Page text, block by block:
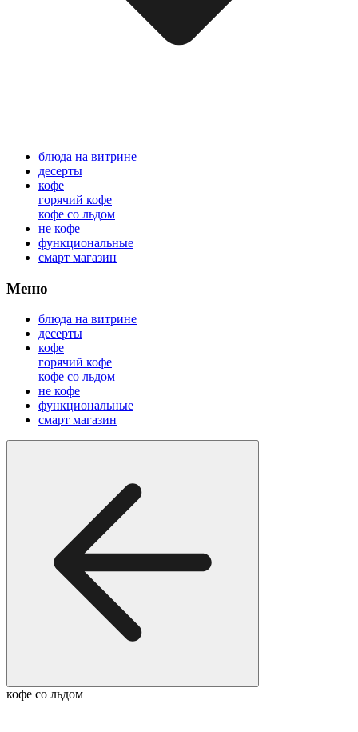
блюда на витрине
десерты
кофе
горячий кофе
кофе со льдом
не кофе
функциональные
смарт магазин
Меню
блюда на витрине
десерты
кофе
горячий кофе
кофе со льдом
не кофе
функциональные
смарт магазин
кофе со льдом